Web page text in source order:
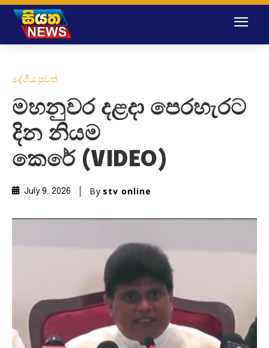
දේශීය පුවත්
මහනුවර දළදා පෙරහැරට
දින නියම
කෙරේ (VIDEO)
July 9, 2026 By stv online